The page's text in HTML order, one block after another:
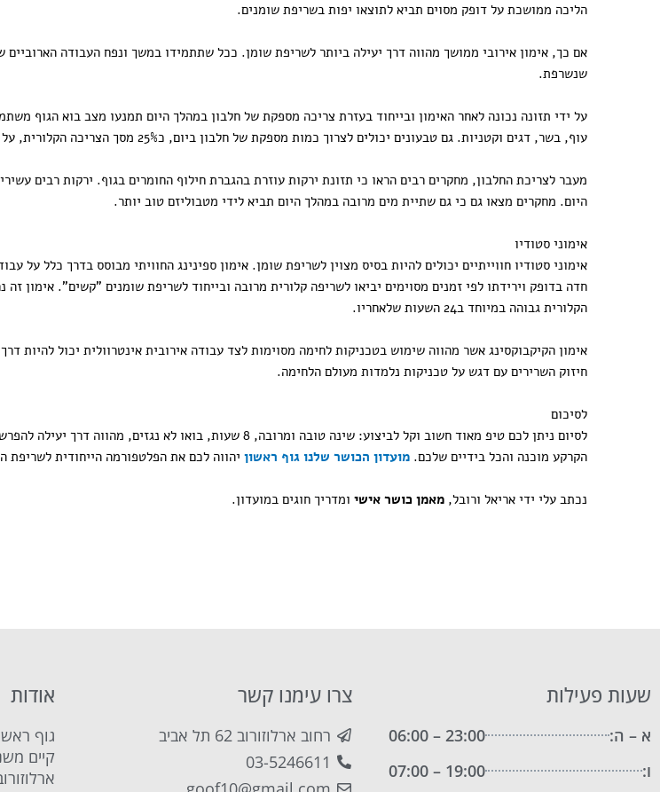
הליכה ממושכת על דופק מסוים תביא לתוצאו יפות בשריפת שומנים.
אם כך, אימון אירובי ממושך מהווה דרך יעילה ביותר לשריפת שומן. ככל שתתמידו במשך ונפח העבודה
שנשרפת.
על ידי תזונה נכונה לאחר האימון ובייחוד בעזרת צריכה מספקת של חלבון במהלך היום תמנעו מצב בוא הגוף
עוף, בשר, דגים וקטניות. גם טבעונים יכולים לצרוך כמות מספקת של חלבון ביום, כ25% מסך הצריכה הקלורית, על ידי תזונת קטניות, טופו וסויה.
מעבר לצריכת החלבון, מחקרים רבים הראו כי תזונת ירקות עוזרת בהגברת חילוף החומרים בגוף. ירקות רבים
היום. מחקרים מצאו גם כי גם שתיית מים מרובה במהלך היום תביא לידי מטבוליזם טוב יותר.
אימוני סטודיו
אימוני סטודיו חווייתיים יכולים להיות בסיס מצוין לשריפת שומן. אימון ספינינג החוויתי מבוסס בדרך כלל על
חדה בדופק וירידתו לפי זמנים מסוימים יביאו לשריפה קלורית מרובה ובייחוד לשריפת שומנים "קשים". אימון
הקלורית גבוהה במיוחד ב24 השעות שלאחריו.
אימון הקיקבוקסינג אשר מהווה שימוש בטכניקות לחימה מסוימות לצד עבודה אירובית אינטרוולית יכול להיות
חיזוק השרירים עם דגש על טכניקות נלמדות מעולם הלחימה.
לסיכום
לסיום ניתן לכם טיפ מאוד חשוב וקל לביצוע: שינה טובה ומרובה, 8
הקרקע מוכנה והכל בידיים שלכם. מועדון הכושר שלנו גוף ראשון יהווה לכם את הפלטפורמה הייחודית לשריפת
נכתב עלי ידי אריאל ורובל, מאמן כושר אישי ומדריך חוגים במועדון.
שעות פעילות
א – ה:
23:00 – 06:00
ו:
19:00 – 07:00
צרו עימנו קשר
רחוב ארלוזורוב 62 תל אביב
03-5246611
אודות
גוף
ארלוזורוב 62 תל